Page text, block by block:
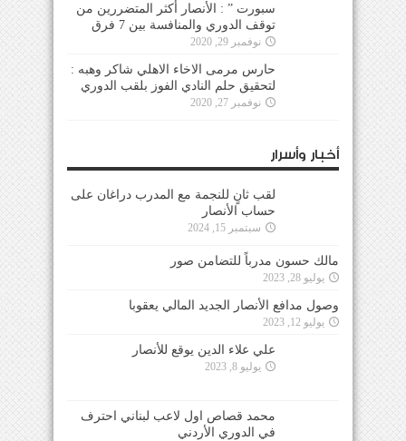
سبورت ” : الأنصار أكثر المتضررين من
توقف الدوري والمنافسة بين 7 فرق
نوفمبر 29, 2020
حارس مرمى الاخاء الاهلي شاكر وهبه :
لتحقيق حلم النادي الفوز بلقب الدوري
نوفمبر 27, 2020
أخبار وأسرار
لقب ثانٍ للنجمة مع المدرب دراغان على
حساب الأنصار
سبتمبر 15, 2024
مالك حسون مدرباً للتضامن صور
يوليو 28, 2023
وصول مدافع الأنصار الجديد المالي يعقوبا
يوليو 12, 2023
علي علاء الدين يوقع للأنصار
يوليو 8, 2023
محمد قصاص اول لاعب لبناني احترف
في الدوري الأردني